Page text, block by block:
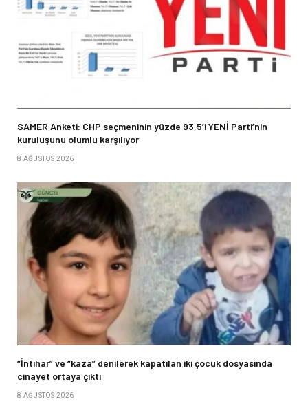
SAMER Anketi: CHP seçmeninin yüzde 93,5’i YENİ Parti’nin
kuruluşunu olumlu karşılıyor
8 AĞUSTOS 2026
“İntihar” ve “kaza” denilerek kapatılan iki çocuk dosyasında
cinayet ortaya çıktı
8 AĞUSTOS 2026